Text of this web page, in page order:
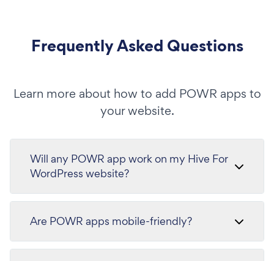
Frequently Asked Questions
Learn more about how to add POWR apps to
your website.
Will any POWR app work on my Hive For
WordPress website?
Are POWR apps mobile-friendly?